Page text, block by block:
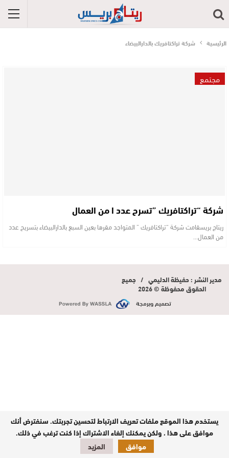
الرئيسية شركة تراكتافريك بالدارالبيضاء
مجتمع
شركة “تراكتافريك ”تسرح عدد ا من العمال
ريتاج بريسقامت شركة “تراكتافريك ” المتواجد مقرها بعين السبع بالدارالبيضاء بتسريح عدد
من العمال…
مدير النشر : حفيظة الدليمي / جميع
الحقوق محفوظة © 2026
تصميم وبرمجة
يستخدم هذا الموقع ملفات تعريف الارتباط لتحسين تجربتك. سنفترض أنك
موافق على هذا ، ولكن يمكنك إلغاء الاشتراك إذا كنت ترغب في ذلك.
موافق
المزيد